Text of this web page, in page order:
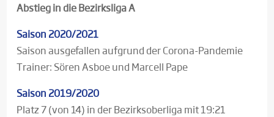
Abstieg in die Bezirksliga A
Saison 2020/2021
Saison ausgefallen aufgrund der Corona-Pandemie
Trainer: Sören Asboe und Marcell Pape
Saison 2019/2020
Platz 7 (von 14) in der Bezirksoberliga mit 19:21